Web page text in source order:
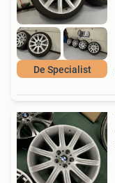
De Specialist